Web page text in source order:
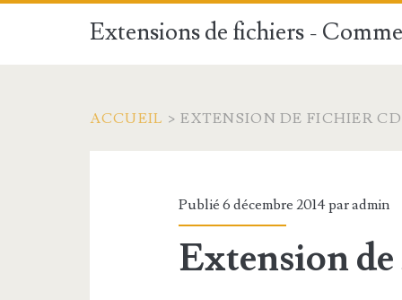
Extensions de fichiers -
ACCUEIL > EXTENSION DE FICHIER
Publié 6 décembre 2014 paradmin
Extension